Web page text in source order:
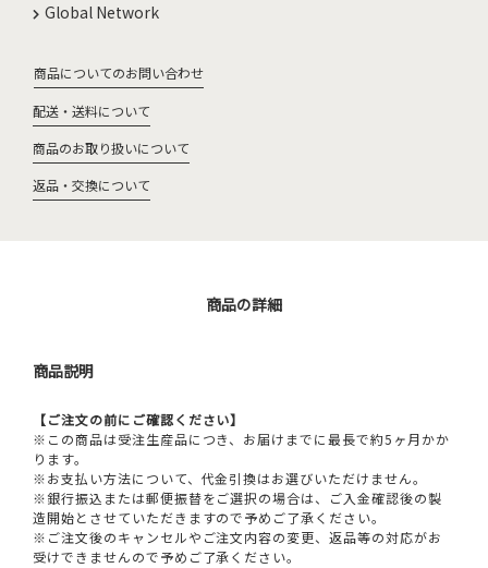
Global Network
商品についてのお問い合わせ
配送・送料について
商品のお取り扱いについて
返品・交換について
商品の詳細
商品説明
【ご注文の前にご確認ください】
※この商品は受注生産品につき、お届けまでに最長で約5ヶ月かか
ります。
※お支払い方法について、代金引換はお選びいただけません。
※銀行振込または郵便振替をご選択の場合は、ご入金確認後の製
造開始とさせていただきますので予めご了承ください。
※ご注文後のキャンセルやご注文内容の変更、返品等の対応がお
受けできませんので予めご了承ください。